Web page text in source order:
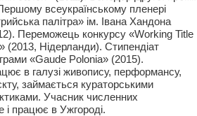
всеукраїнському пленері
палітра» ім. Івана Хандона
Переможець конкурсу «Working Title
(2013, Нідерланди). Стипендіат
«Gaude Polonia» (2015).
в галузі живопису, перформансу,
займається кураторськими
Учасник численних
і працює в Ужгороді.